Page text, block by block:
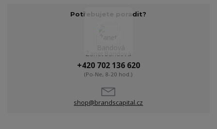
Potřebujete poradit?
Žanet Bandová
+420 702 136 620
(Po-Ne, 8-20 hod.)
shop@brandscapital.cz